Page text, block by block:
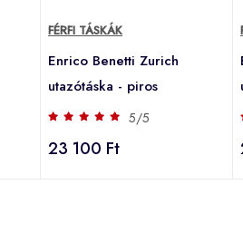
FÉRFI TÁSKÁK
Enrico Benetti Zurich
utazótáska - piros
5/5
23 100 Ft